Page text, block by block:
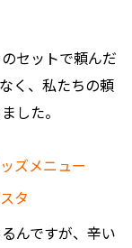
セットで頼んだ
く、私たちの頼
した。
んですが、辛い